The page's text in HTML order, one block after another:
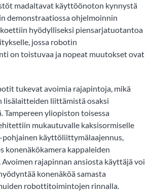
madaltavat käyttöönoton kynnystä
demonstraatiossa ohjelmoinnin
hyödylliseksi piensarjatuotantoa
jossa robotin
on toistuvaa ja nopeat muutokset ovat
tukevat avoimia rajapintoja, mikä
lisälaitteiden liittämistä osaksi
Tampereen yliopiston toisessa
mukautuvalle kaksisormiselle
käyttöliittymälaajennus,
konenäkökamera kappaleiden
rajapinnan ansiosta käyttäjä voi
konenäköä samasta
robottitoimintojen rinnalla.